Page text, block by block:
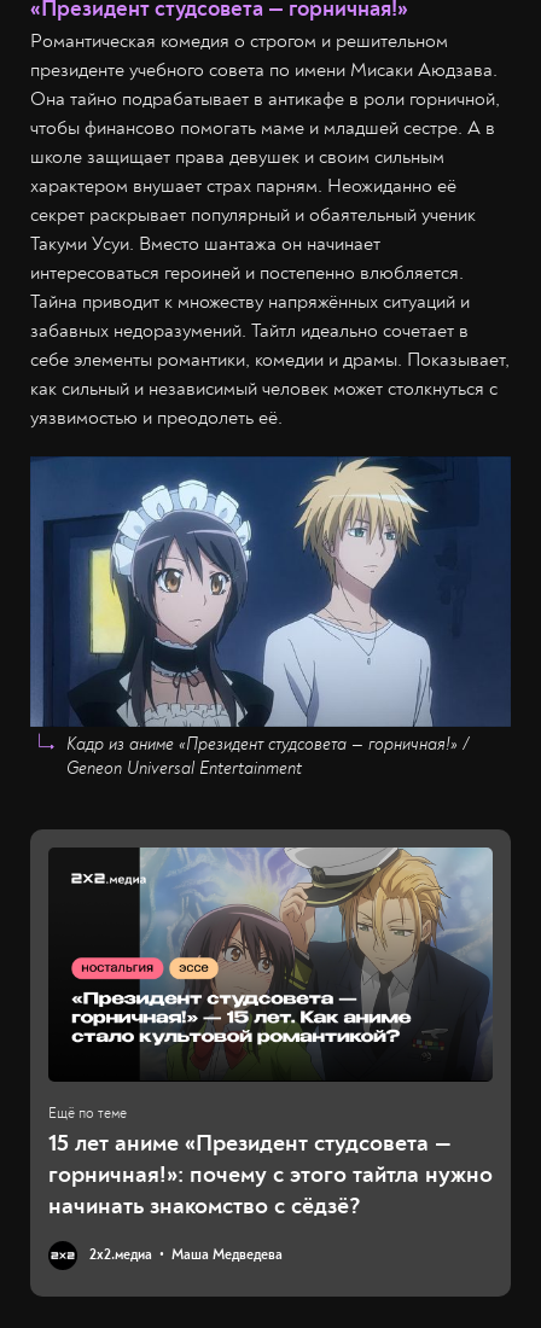
«Президент студсовета — горничная!»
Романтическая комедия о строгом и решительном
президенте учебного совета по имени Мисаки Аюдзава.
Она тайно подрабатывает в антикафе в роли горничной,
чтобы финансово помогать маме и младшей сестре. А в
школе защищает права девушек и своим сильным
характером внушает страх парням. Неожиданно её
секрет раскрывает популярный и обаятельный ученик
Такуми Усуи. Вместо шантажа он начинает
интересоваться героиней и постепенно влюбляется.
Тайна приводит к множеству напряжённых ситуаций и
забавных недоразумений. Тайтл идеально сочетает в
себе элементы романтики, комедии и драмы. Показывает,
как сильный и независимый человек может столкнуться с
уязвимостью и преодолеть её.
Кадр из аниме «Президент студсовета — горничная!» /
Geneon Universal Entertainment
15 лет аниме «Президент студсовета —
горничная!»: почему с этого тайтла нужно
начинать знакомство с сёдзё?
2х2.медиа Маша Медведева